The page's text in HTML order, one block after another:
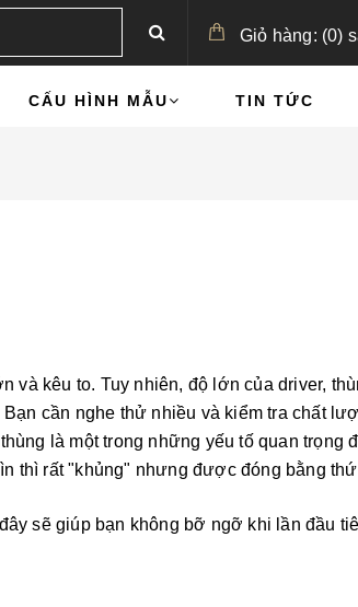
Giỏ hàng: (0)
CẤU HÌNH MẪU TIN TỨC
kêu to. Tuy nhiên, độ lớn của driver,
cần nghe thử nhiều và kiểm tra chất
là một trong những yếu tố quan trọng
thì rất "khủng" nhưng được đóng bằng
sẽ giúp bạn không bỡ ngỡ khi lần đầu